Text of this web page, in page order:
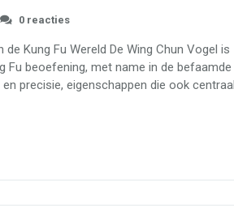
0 reacties
Kung Fu Wereld De Wing Chun Vogel is
Fu beoefening, met name in de befaamde
precisie, eigenschappen die ook centraal